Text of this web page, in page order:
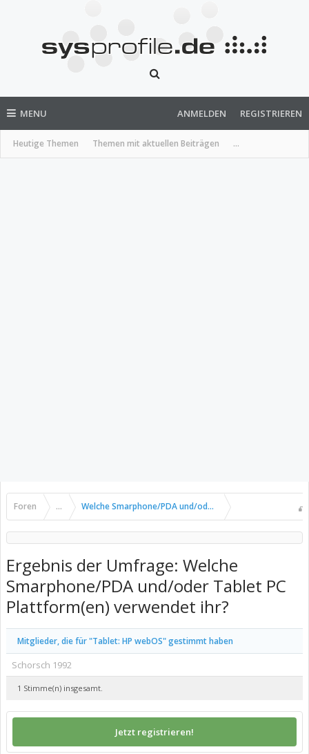
MENU
Heutige Themen Themen mit aktuellen Beiträgen ...
ANMELDEN REGISTRIEREN
Foren ... Welche Smarphone/PDA und/oder Tablet PC
Ergebnis der Umfrage: Welche
Smarphone/PDA und/oder Tablet PC
Plattform(en) verwendet ihr?
Mitglieder, die für "Tablet: HP webOS" gestimmt haben
Schorsch 1992
1 Stimme(n) insgesamt.
Jetzt registrieren!